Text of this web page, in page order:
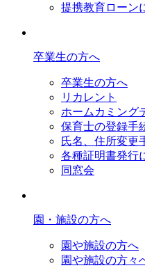
提携教育ローン
卒業生の方へ
卒業生の方へ
リカレント
ホームカミング
保育士の登録手
氏名、住所変更
各種証明書発行
同窓会
園・施設の方へ
園や施設の方へ
園や施設の方々